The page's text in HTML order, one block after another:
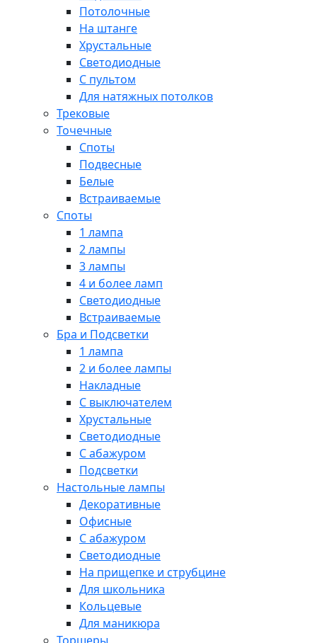
Потолочные
На штанге
Хрустальные
Светодиодные
С пультом
Для натяжных потолков
Трековые
Точечные
Споты
Подвесные
Белые
Встраиваемые
Споты
1 лампа
2 лампы
3 лампы
4 и более ламп
Светодиодные
Встраиваемые
Бра и Подсветки
1 лампа
2 и более лампы
Накладные
С выключателем
Хрустальные
Светодиодные
С абажуром
Подсветки
Настольные лампы
Декоративные
Офисные
С абажуром
Светодиодные
На прищепке и струбцине
Для школьника
Кольцевые
Для маникюра